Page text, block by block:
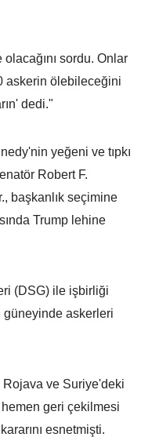
sordu. Onlar
askerin ölebileceğini
dedi."
yeğeni ve tıpkı
Robert F.
başkanlık seçimine
Trump lehine
(DSG) ile işbirliği
güneyinde askerleri
Rojava ve Suriye'deki
geri çekilmesi
esnetmişti.